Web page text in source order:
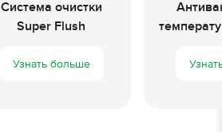
Система очистки
Super Flush
Узнать больше